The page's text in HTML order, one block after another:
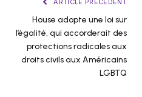
House adopte une loi sur
l’égalité, qui accorderait des
protections radicales aux
droits civils aux Américains
LGBTQ